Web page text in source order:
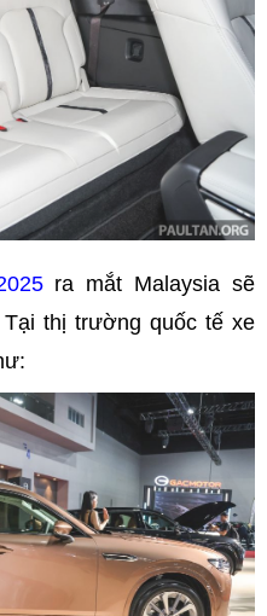
ra mắt Malaysia sẽ
thị trường quốc tế xe